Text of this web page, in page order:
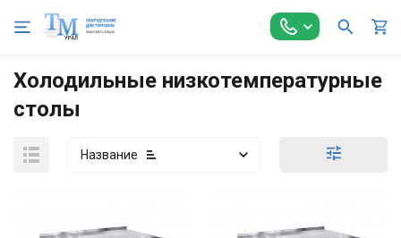
Главная Холодильное оборудование Столы холодильные,
Холодильные низкотемпературные
столы
Название